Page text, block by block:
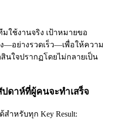
ใช้งานจริง เป้าหมายขอ
—อย่างรวดเร็ว—เพื่อให้ความ
นใจปรากฏโดยไม่กลายเป็น
ดาห์ที่ผู้คนจะทำเสร็จ
ำหรับทุก Key Result: